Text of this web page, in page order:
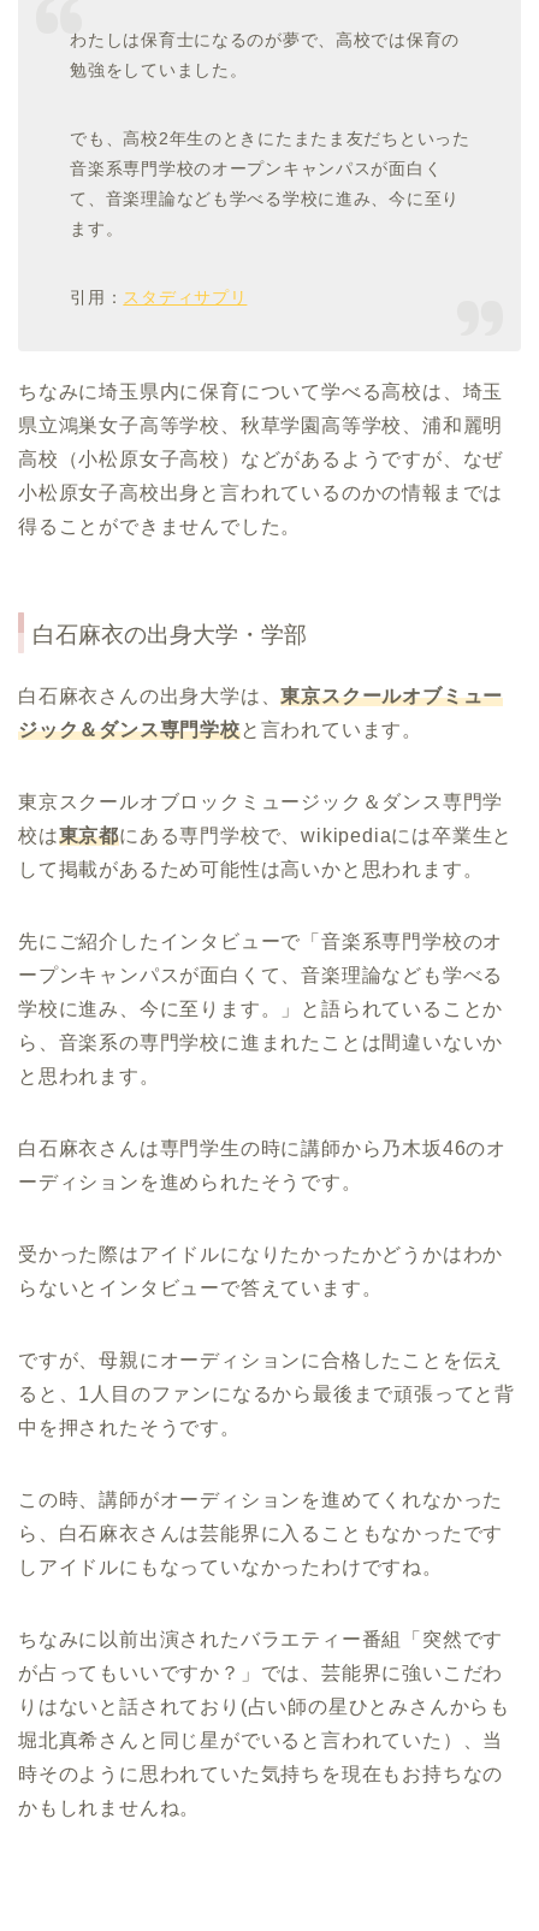
わたしは保育士になるのが夢で、高校では保育の
勉強をしていました。
でも、高校2年生のときにたまたま友だちといった
音楽系専門学校のオープンキャンパスが面白く
て、音楽理論なども学べる学校に進み、今に至り
ます。
引用： スタディサプリ
ちなみに埼玉県内に保育について学べる高校は、埼玉
県立鴻巣女子高等学校、秋草学園高等学校、浦和麗明
高校（小松原女子高校）などがあるようですが、なぜ
小松原女子高校出身と言われているのかの情報までは
得ることができませんでした。
白石麻衣の出身大学・学部
白石麻衣さんの出身大学は、東京スクールオブミュー
ジック＆ダンス専門学校と言われています。
東京スクールオブロックミュージック＆ダンス専門学
校は東京都にある専門学校で、wikipediaには卒業生と
して掲載があるため可能性は高いかと思われます。
先にご紹介したインタビューで「音楽系専門学校のオ
ープンキャンパスが面白くて、音楽理論なども学べる
学校に進み、今に至ります。」と語られていることか
ら、音楽系の専門学校に進まれたことは間違いないか
と思われます。
白石麻衣さんは専門学生の時に講師から乃木坂46のオ
ーディションを進められたそうです。
受かった際はアイドルになりたかったかどうかはわか
らないとインタビューで答えています。
ですが、母親にオーディションに合格したことを伝え
ると、1人目のファンになるから最後まで頑張ってと背
中を押されたそうです。
この時、講師がオーディションを進めてくれなかった
ら、白石麻衣さんは芸能界に入ることもなかったです
しアイドルにもなっていなかったわけですね。
ちなみに以前出演されたバラエティー番組「突然です
が占ってもいいですか？」では、芸能界に強いこだわ
りはないと話されており(占い師の星ひとみさんからも
堀北真希さんと同じ星がでいると言われていた）、当
時そのように思われていた気持ちを現在もお持ちなの
かもしれませんね。